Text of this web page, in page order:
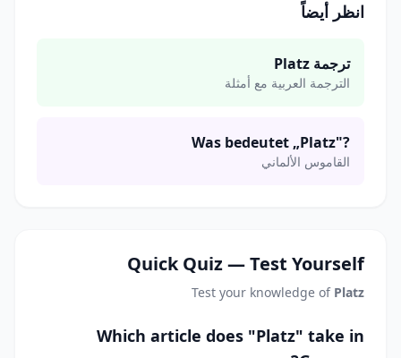
انظر أيضاً
ترجمة Platz
الترجمة العربية مع أمثلة
Was bedeutet „Platz"?
القاموس الألماني
Quick Quiz — Test Yourself
Test your knowledge of Platz
Which article does "Platz" take in